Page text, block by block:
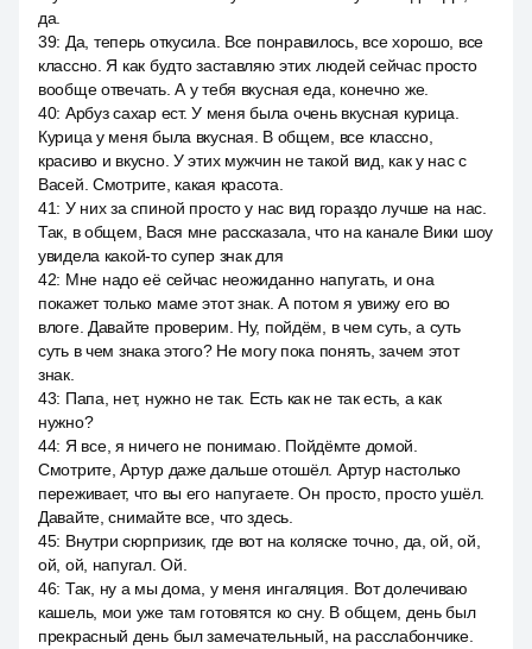
да.
39: Да, теперь откусила. Все понравилось, все хорошо, все
классно. Я как будто заставляю этих людей сейчас просто
вообще отвечать. А у тебя вкусная еда, конечно же.
40: Арбуз сахар ест. У меня была очень вкусная курица.
Курица у меня была вкусная. В общем, все классно,
красиво и вкусно. У этих мужчин не такой вид, как у нас с
Васей. Смотрите, какая красота.
41: У них за спиной просто у нас вид гораздо лучше на нас.
Так, в общем, Вася мне рассказала, что на канале Вики шоу
увидела какой-то супер знак для
42: Мне надо её сейчас неожиданно напугать, и она
покажет только маме этот знак. А потом я увижу его во
влоге. Давайте проверим. Ну, пойдём, в чем суть, а суть
суть в чем знака этого? Не могу пока понять, зачем этот
знак.
43: Папа, нет, нужно не так. Есть как не так есть, а как
нужно?
44: Я все, я ничего не понимаю. Пойдёмте домой.
Смотрите, Артур даже дальше отошёл. Артур настолько
переживает, что вы его напугаете. Он просто, просто ушёл.
Давайте, снимайте все, что здесь.
45: Внутри сюрпризик, где вот на коляске точно, да, ой, ой,
ой, ой, напугал. Ой.
46: Так, ну а мы дома, у меня ингаляция. Вот долечиваю
кашель, мои уже там готовятся ко сну. В общем, день был
прекрасный день был замечательный, на расслабончике.